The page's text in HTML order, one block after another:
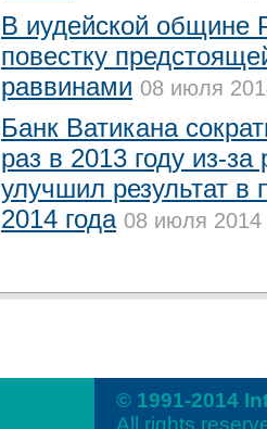
В иудейской общине
повестку
раввинами 08 июля
Банк Ватикана
раз в 2013 году из-
улучшил результат в
2014 года 08 июля 2014
© 1991-2014
All rights